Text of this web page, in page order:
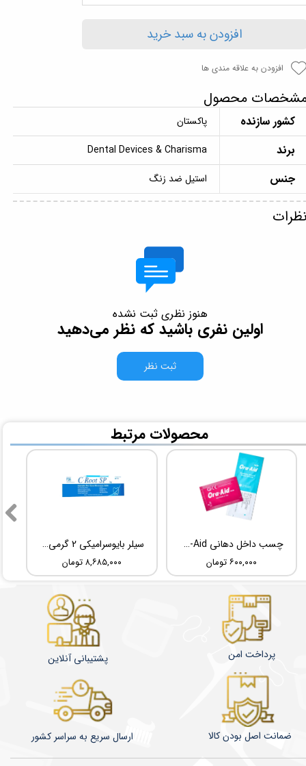
افزودن به سبد خرید
افزودن به علاقه مندی ها
محصول
کشور سازنده پاکستان
برند Dental Devices & Charisma
جنس استیل ضد زنگ
هنوز نظری ثبت نشده
اولین نفری باشید که نظر می‌دهید
ثبت نظر
سیلر بایوسرامیکی 2 گرمی Root Dental Medical C-Root SP
۸,۶۸۵,۰۰۰ تومان
چسب داخل دهانی TBM Ora-Aid
۶۰۰,۰۰۰ تومان
​محصولات مرتبط
​​​​ارسال سریع به سراسر کشور ضمانت اصل بودن کالا
پشتیبانی آنلاین پرداخت امن